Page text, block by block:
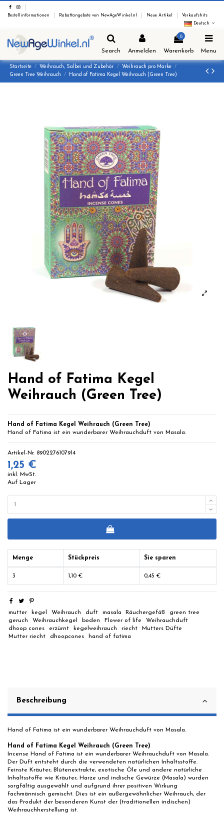
Bestellinformationen Rabattangebote von NewAgeWinkel.nl Neue Artikel
Verkaufshits
Deutsch
Search Anmelden
0
Warenkorb Menu
Startseite Weihrauch, Salbei und Zubehör
Weihrauch pro Marke
Green Tree Weihrauch
Hand of Fatima Kegel Weihrauch (Green Tree)
Hand of Fatima Kegel
Weihrauch (Green Tree)
Hand of Fatima Kegel Weihrauch (Green Tree)
Hand of Fatima ist ein wunderbarer Weihrauchduft von Masala.
Artikel-Nr. 8902276107914
1,25 €
inkl. MwSt.
Auf Lager
Menge Stückpreis Sie sparen
3 1,10 € 0,45 €
mutter kegel Weihrauch duft masala Räuchergefäß
green tree
geruch
Weihrauchkegel boden Flower of life
Weihrauchduft
dhoop cones
erzürnt kegelweihrauch riecht
Mutters Düfte
Mutter riecht
dhoopcones hand of fatima
Beschreibung
Hand of Fatima ist ein wunderbarer Weihrauchduft von Masala.
Hand of Fatima Kegel Weihrauch (Green Tree)
Incense Hand of Fatima ist ein wunderbarer Weihrauchduft von Masala.
Der Duft entsteht durch die verwendeten natürlichen Inhaltsstoffe.
Feinste Kräuter, Blütenextrakte, exotische Öle und andere natürliche
Inhaltsstoffe wie Kräuter, Harze und indische Gewürze (Masala) wurden
sorgfältig ausgewählt und aufgrund ihrer positiven Wirkung
fachmännisch gemischt. Dies ist ein außergewöhnlicher Weihrauch, der
das Produkt der besonderen Kunst der (traditionellen indischen)
Weihrauchherstellung ist.